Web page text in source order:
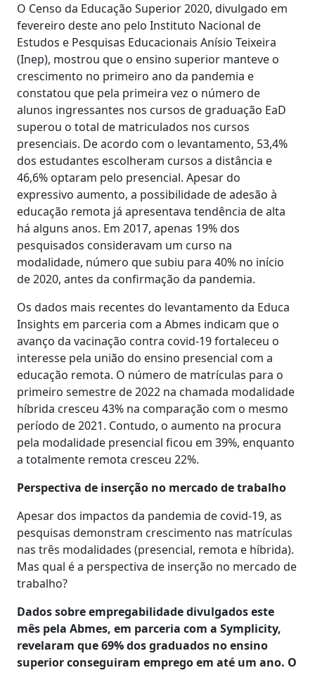
O Censo da Educação Superior 2020, divulgado em
fevereiro deste ano pelo Instituto Nacional de
Estudos e Pesquisas Educacionais Anísio Teixeira
(Inep), mostrou que o ensino superior manteve o
crescimento no primeiro ano da pandemia e
constatou que pela primeira vez o número de
alunos ingressantes nos cursos de graduação EaD
superou o total de matriculados nos cursos
presenciais. De acordo com o levantamento, 53,4%
dos estudantes escolheram cursos a distância e
46,6% optaram pelo presencial. Apesar do
expressivo aumento, a possibilidade de adesão à
educação remota já apresentava tendência de alta
há alguns anos. Em 2017, apenas 19% dos
pesquisados consideravam um curso na
modalidade, número que subiu para 40% no início
de 2020, antes da confirmação da pandemia.
Os dados mais recentes do levantamento da Educa
Insights em parceria com a Abmes indicam que o
avanço da vacinação contra covid-19 fortaleceu o
interesse pela união do ensino presencial com a
educação remota. O número de matrículas para o
primeiro semestre de 2022 na chamada modalidade
híbrida cresceu 43% na comparação com o mesmo
período de 2021. Contudo, o aumento na procura
pela modalidade presencial ficou em 39%, enquanto
a totalmente remota cresceu 22%.
Perspectiva de inserção no mercado de trabalho
Apesar dos impactos da pandemia de covid-19, as
pesquisas demonstram crescimento nas matrículas
nas três modalidades (presencial, remota e híbrida).
Mas qual é a perspectiva de inserção no mercado de
trabalho?
Dados sobre empregabilidade divulgados este
mês pela Abmes, em parceria com a Symplicity,
revelaram que 69% dos graduados no ensino
superior conseguiram emprego em até um ano. O